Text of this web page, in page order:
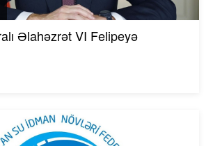
Əlahəzrət VI Felipeyə